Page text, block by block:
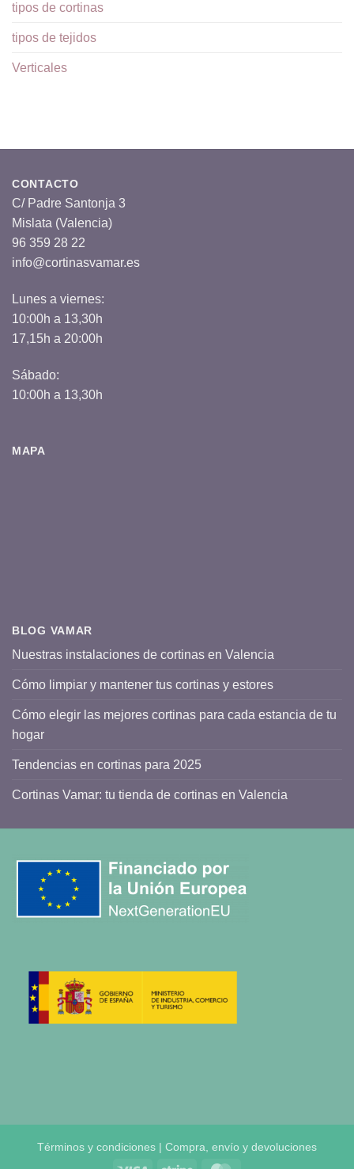
tipos de cortinas
tipos de tejidos
Verticales
CONTACTO
C/ Padre Santonja 3
Mislata (Valencia)
96 359 28 22
info@cortinasvamar.es
Lunes a viernes:
10:00h a 13,30h
17,15h a 20:00h
Sábado:
10:00h a 13,30h
MAPA
BLOG VAMAR
Nuestras instalaciones de cortinas en Valencia
Cómo limpiar y mantener tus cortinas y estores
Cómo elegir las mejores cortinas para cada estancia de tu
hogar
Tendencias en cortinas para 2025
Cortinas Vamar: tu tienda de cortinas en Valencia
Términos y condiciones | Compra, envío y devoluciones